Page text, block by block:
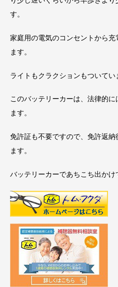
す。
家庭用の電気のコンセントから
ます。
ライトもクラクションもついてい
このバッテリーカーは、法律的
ます。
免許証も不要ですので、免許返
ます。
バッテリーカーであちこち出かけ